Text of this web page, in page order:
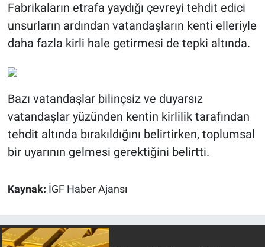
Fabrikaların etrafa yaydığı çevreyi tehdit edici
unsurların ardından vatandaşların kenti elleriyle
daha fazla kirli hale getirmesi de tepki altında.
Bazı vatandaşlar bilinçsiz ve duyarsız
vatandaşlar yüzünden kentin kirlilik tarafından
tehdit altında bırakıldığını belirtirken, toplumsal
bir uyarının gelmesi gerektiğini belirtti.
Kaynak: İGF Haber Ajansı